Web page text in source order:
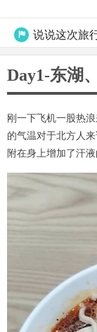
 说说这次旅
Day1-东湖
刚一下飞机一股热
的气温对于北方人
附在身上增加了汗